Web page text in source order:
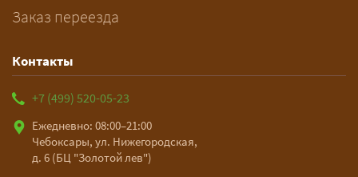
Заказ переезда
Контакты
+7 (499) 520-05-23
Ежедневно: 08:00–21:00
Чебоксары, ул. Нижегородская,
д. 6 (БЦ "Золотой лев")